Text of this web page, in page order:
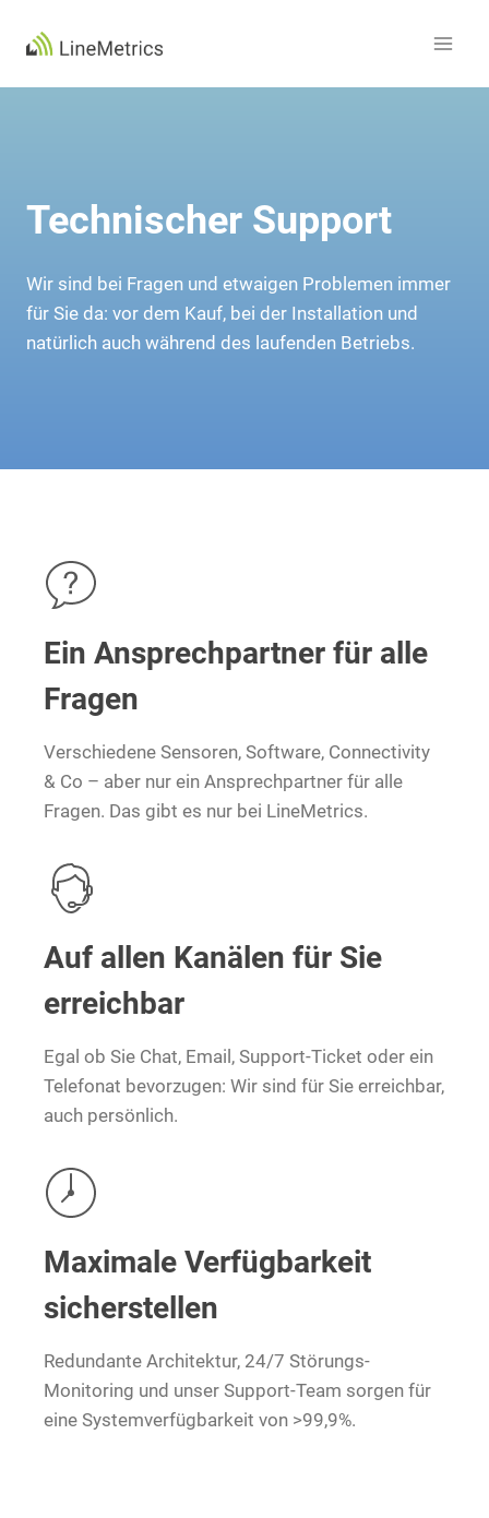
Inhalt
Technischer Support
Wir sind bei Fragen und etwaigen Problemen immer
für Sie da: vor dem Kauf, bei der Installation und
natürlich auch während des laufenden Betriebs.
Ein Ansprechpartner für alle
Fragen
Verschiedene Sensoren, Software, Connectivity
& Co – aber nur ein Ansprechpartner für alle
Fragen. Das gibt es nur bei LineMetrics.
Auf allen Kanälen für Sie
erreichbar
Egal ob Sie Chat, Email, Support-Ticket oder ein
Telefonat bevorzugen: Wir sind für Sie erreichbar,
auch persönlich.
Maximale Verfügbarkeit
sicherstellen
Redundante Architektur, 24/7 Störungs-
Monitoring und unser Support-Team sorgen für
eine Systemverfügbarkeit von >99,9%.